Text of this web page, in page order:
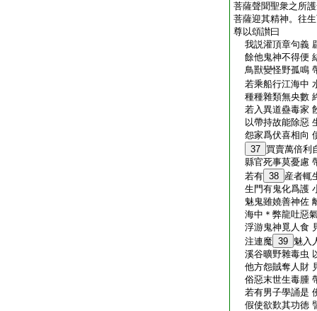
菩薩聲聞聖衆之所
菩薩迎其精神。往
尊以頌讃曰
我説灌頂章句義
餘他鬼神不得便
鳥獸變怪野孤鳴
若乘船行江海中
種種雜類無央數
若入異道蠱毒家
以帶持故能除惡
怨家爲伏喜相向
37 買賣萬倍利
縣官死事莫憂慮
若有 38 産者輒
生門有鬼化爲護
魅鬼雖嬈善神佐
海中＊弊龍吐惡
浮游鬼神覓人食
注連魔 39 魅入
溪谷曠野雜毒虫
他方怨賊奪人財
俗惡末世生毒腫
若有男子學誦是
假使欲歎其功徳